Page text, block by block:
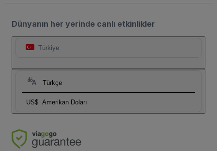
Dünyanın her yerinde canlı etkinlikler
Türkiye
Türkçe
US$ Amerikan Doları